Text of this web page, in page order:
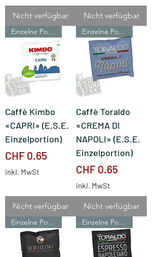
Nicht verfügbar Nicht verfügbar
Einzelne Portionen
Caffè Kimbo
«CAPRI» (E.S.E.
Einzelportion)
Preis
CHF 0.65
inkl. MwSt
Nicht verfügbar
Einzelne Portionen
Caffè Toraldo
«CREMA DI
NAPOLI» (E.S.E.
Einzelportion)
Preis
CHF 0.65
inkl. MwSt
Nicht verfügbar
Einzelne Portionen Einzelne Portionen